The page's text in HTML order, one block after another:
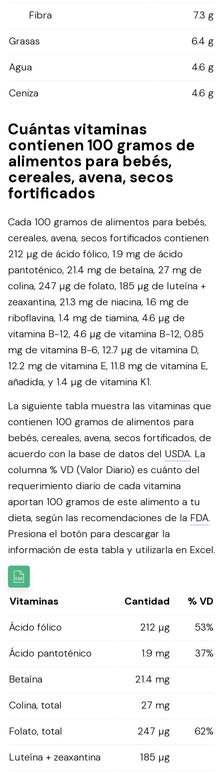
Fibra
7.3 g
Grasas
6.4 g
Agua
4.6 g
Ceniza
4.6 g
Cuántas vitaminas
contienen 100 gramos de
alimentos para bebés,
cereales, avena, secos
fortificados
Cada 100 gramos de alimentos para bebés,
cereales, avena, secos fortificados contienen
212 µg de ácido fólico, 1.9 mg de ácido
pantoténico, 21.4 mg de betaína, 27 mg de
colina, 247 µg de folato, 185 µg de luteína +
zeaxantina, 21.3 mg de niacina, 1.6 mg de
riboflavina, 1.4 mg de tiamina, 4.6 µg de
vitamina B-12, 4.6 µg de vitamina B-12, 0.85
mg de vitamina B-6, 12.7 µg de vitamina D,
12.2 mg de vitamina E, 11.8 mg de vitamina E,
añadida, y 1.4 µg de vitamina K1.
La siguiente tabla muestra las vitaminas que
contienen 100 gramos de alimentos para
bebés, cereales, avena, secos fortificados, de
acuerdo con la base de datos del USDA. La
columna % VD (Valor Diario) es cuánto del
requerimiento diario de cada vitamina
aportan 100 gramos de este alimento a tu
dieta, según las recomendaciones de la FDA.
Presiona el botón para descargar la
información de esta tabla y utilizarla en Excel.
Vitaminas Cantidad
% VD
Ácido fólico
212 µg
53%
Ácido pantoténico
1.9 mg
37%
Betaína
21.4 mg
Colina, total
27 mg
Folato, total
247 µg
62%
Luteína + zeaxantina
185 µg